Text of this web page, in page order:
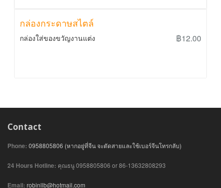
กล่องกระดาษสไตล์
กล่องใส่ของขวัญงานแต่ง ฿12.00
Contact
Phone: 0958805806 (หากอยู่ที่จีน จะตัดสายและใช้เบอร์จีนโทรกลับ)
24 Hours Hotline: คุณธนู 0958805806 or 86-13632808293
Email: robinllb@hotmail.com